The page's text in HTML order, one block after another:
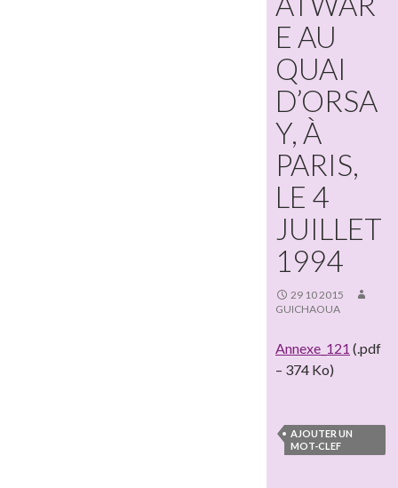
E AU
QUAI
D’ORSA
Y, À
PARIS,
LE 4
JUILLET
1994
29 10 2015
GUICHAOUA
Annexe_121 (.pdf
– 374 Ko)
AJOUTER UN
MOT-CLEF